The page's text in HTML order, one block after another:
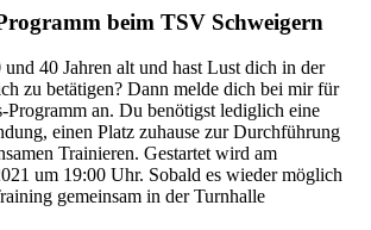
beim TSV Schweigern
40 Jahren alt und hast Lust dich in der
zu betätigen? Dann melde dich bei mir für
Programm an. Du benötigst lediglich eine
einen Platz zuhause zur Durchführung
Trainieren. Gestartet wird am
um 19:00 Uhr. Sobald es wieder möglich
gemeinsam in der Turnhalle